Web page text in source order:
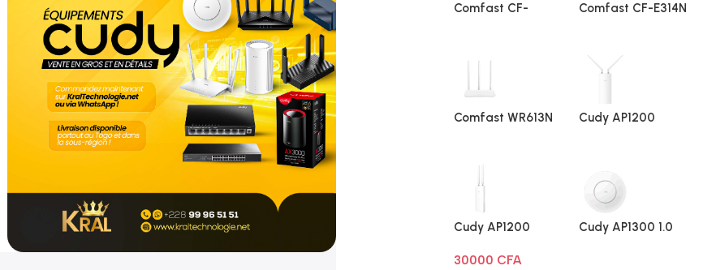
Mikrotik hap ax2
Routeurs
800CFA
Comfast CF-
Comfast CF-E314N
Comfast WR613N
Cudy AP1200
Cudy AP1200
AC1200
30000 CFA
Cudy AP1300 1.0